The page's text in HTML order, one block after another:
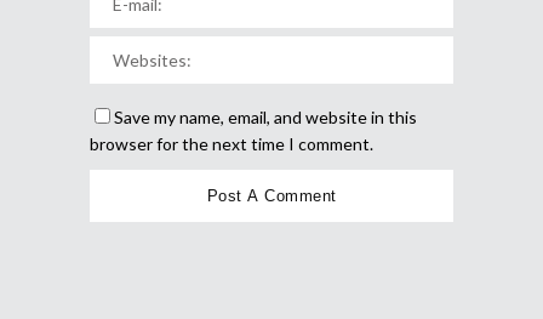
Save my name, email, and website in this
browser for the next time I comment.